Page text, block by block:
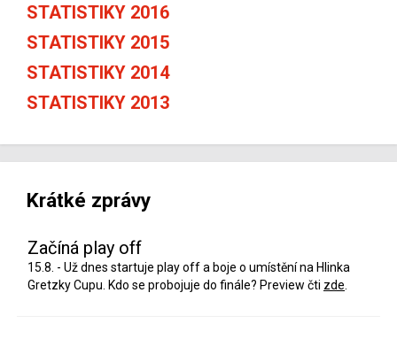
STATISTIKY 2016
STATISTIKY 2015
STATISTIKY 2014
STATISTIKY 2013
Krátké zprávy
Začíná play off
15.8. - Už dnes startuje play off a boje o umístění na Hlinka
Gretzky Cupu. Kdo se probojuje do finále? Preview čti zde